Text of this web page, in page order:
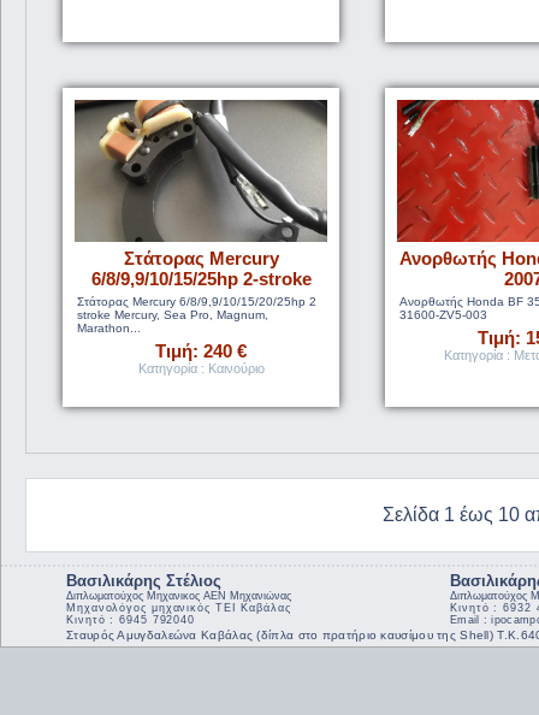
Στάτορας Mercury
6/8/9,9/10/15/25hp 2-stroke
Στάτορας Mercury 6/8/9,9/10/15/20/25hp 2
stroke Mercury, Sea Pro, Magnum,
Marathon...
Τιμή: 240 €
Κατηγορία : Καινούριο
Ανορθωτής
Ανορθωτής Honda BF
31600-ZV5-003
Τιμή:
Κατηγορία :
Σελίδα 1 έως 10
Βασιλικάρης Στέλιος
Διπλωματούχος Μηχανικος ΑΕΝ Μηχανιώνας
Μηχανολόγος μηχανικός ΤΕΙ Καβάλας
Κινητό : 6945 792040
Διπλωματούχος
Κινητό : 6932
Email :
Σταυρός Αμυγδαλεώνα Καβάλας (δίπλα στο πρατήριο καυσίμου της Shell)